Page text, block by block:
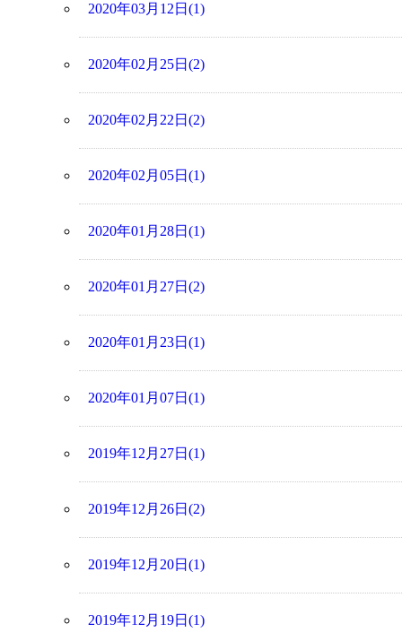
2020年03月12日(1)
2020年02月25日(2)
2020年02月22日(2)
2020年02月05日(1)
2020年01月28日(1)
2020年01月27日(2)
2020年01月23日(1)
2020年01月07日(1)
2019年12月27日(1)
2019年12月26日(2)
2019年12月20日(1)
2019年12月19日(1)